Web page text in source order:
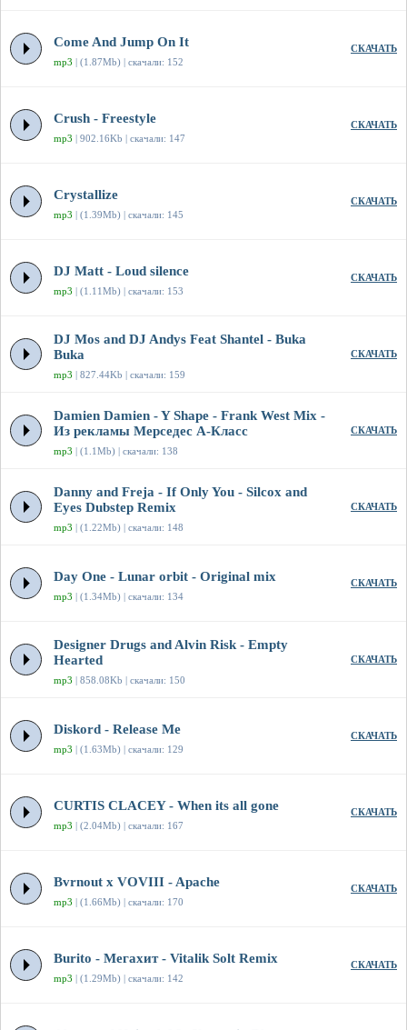
Come And Jump On It
mp3 | (1.87Mb) | скачали: 152
СКАЧАТЬ
Crush - Freestyle
mp3 | 902.16Kb | скачали: 147
СКАЧАТЬ
Crystallize
mp3 | (1.39Mb) | скачали: 145
СКАЧАТЬ
DJ Matt - Loud silence
mp3 | (1.11Mb) | скачали: 153
СКАЧАТЬ
DJ Mos and DJ Andys Feat Shantel - Buka
Buka
mp3 | 827.44Kb | скачали: 159
СКАЧАТЬ
Damien Damien - Y Shape - Frank West Mix -
Из рекламы Мерседес А-Класс
mp3 | (1.1Mb) | скачали: 138
СКАЧАТЬ
Danny and Freja - If Only You - Silcox and
Eyes Dubstep Remix
mp3 | (1.22Mb) | скачали: 148
СКАЧАТЬ
Day One - Lunar orbit - Original mix
mp3 | (1.34Mb) | скачали: 134
СКАЧАТЬ
Designer Drugs and Alvin Risk - Empty
Hearted
mp3 | 858.08Kb | скачали: 150
СКАЧАТЬ
Diskord - Release Me
mp3 | (1.63Mb) | скачали: 129
СКАЧАТЬ
CURTIS CLACEY - When its all gone
mp3 | (2.04Mb) | скачали: 167
СКАЧАТЬ
Bvrnout x VOVIII - Apache
mp3 | (1.66Mb) | скачали: 170
СКАЧАТЬ
Burito - Мегахит - Vitalik Solt Remix
mp3 | (1.29Mb) | скачали: 142
СКАЧАТЬ